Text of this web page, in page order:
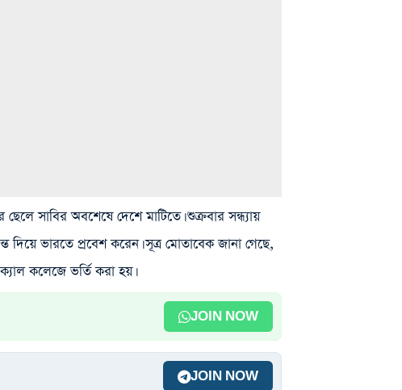
সাবির অবশেষে দেশে মাটিতে। শুক্রবার সন্ধ্যায়
দিয়ে ভারতে প্রবেশ করেন। সূত্র মোতাবেক জানা গেছে,
কলেজে ভর্তি করা হয়।
JOIN NOW
JOIN NOW